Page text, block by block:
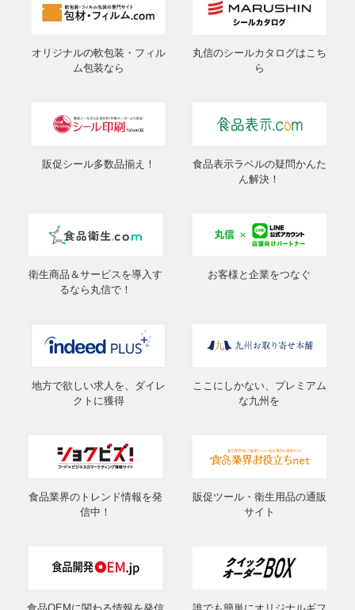
オリジナルの軟包装・フィル
ム包装なら
丸信のシールカタログはこち
ら
販促シール多数品揃え！
食品表示ラベルの疑問かんた
ん解決！
衛生商品＆サービスを導入す
るなら丸信で！
お客様と企業をつなぐ
地方で欲しい求人を、ダイレ
クトに獲得
ここにしかない、プレミアム
な九州を
食品業界のトレンド情報を発
信中！
販促ツール・衛生用品の通販
サイト